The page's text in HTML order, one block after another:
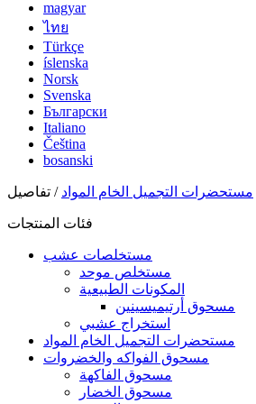
magyar
ไทย
Türkçe
íslenska
Norsk
Svenska
Български
Italiano
Čeština
bosanski
مستحضرات التجميل الخام المواد / تفاصيل
فئات المنتجات
مستخلصات عشب
مستخلص موحد
المكونات الطبيعية
مسحوق أرتيميسينين
استخراج عشبي
مستحضرات التجميل الخام المواد
مسحوق الفواكه والخضروات
مسحوق الفاكهة
مسحوق الخضار